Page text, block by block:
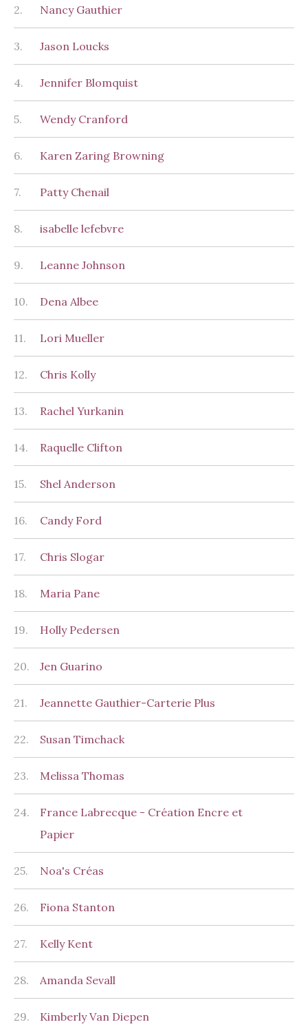
2. Nancy Gauthier
3. Jason Loucks
4. Jennifer Blomquist
5. Wendy Cranford
6. Karen Zaring Browning
7. Patty Chenail
8. isabelle lefebvre
9. Leanne Johnson
10. Dena Albee
11. Lori Mueller
12. Chris Kolly
13. Rachel Yurkanin
14. Raquelle Clifton
15. Shel Anderson
16. Candy Ford
17. Chris Slogar
18. Maria Pane
19. Holly Pedersen
20. Jen Guarino
21. Jeannette Gauthier-Carterie Plus
22. Susan Timchack
23. Melissa Thomas
24.
France Labrecque - Création Encre et
Papier
25. Noa's Créas
26. Fiona Stanton
27. Kelly Kent
28. Amanda Sevall
29. Kimberly Van Diepen